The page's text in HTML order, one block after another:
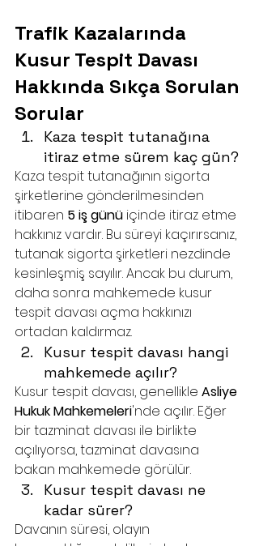
Trafik Kazalarında
Kusur Tespit Davası
Hakkında Sıkça Sorulan
Sorular
Kaza tespit tutanağına
itiraz etme sürem kaç gün?
Kaza tespit tutanağının sigorta
şirketlerine gönderilmesinden
itibaren 5 iş günü içinde itiraz etme
hakkınız vardır. Bu süreyi kaçırırsanız,
tutanak sigorta şirketleri nezdinde
kesinleşmiş sayılır. Ancak bu durum,
daha sonra mahkemede kusur
tespit davası açma hakkınızı
ortadan kaldırmaz.
Kusur tespit davası hangi
mahkemede açılır?
Kusur tespit davası, genellikle Asliye
Hukuk Mahkemeleri'nde açılır. Eğer
bir tazminat davası ile birlikte
açılıyorsa, tazminat davasına
bakan mahkemede görülür.
Kusur tespit davası ne
kadar sürer?
Davanın süresi, olayın